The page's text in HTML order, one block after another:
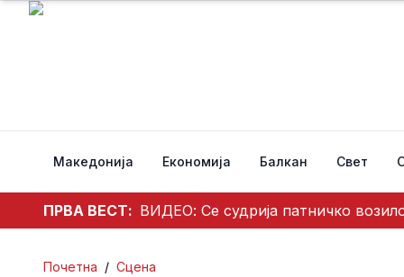
Македонија Економија Балкан Свет
ПРВА ВЕСТ: ВИДЕО: Се судрија патничко
Почетна / Сцена